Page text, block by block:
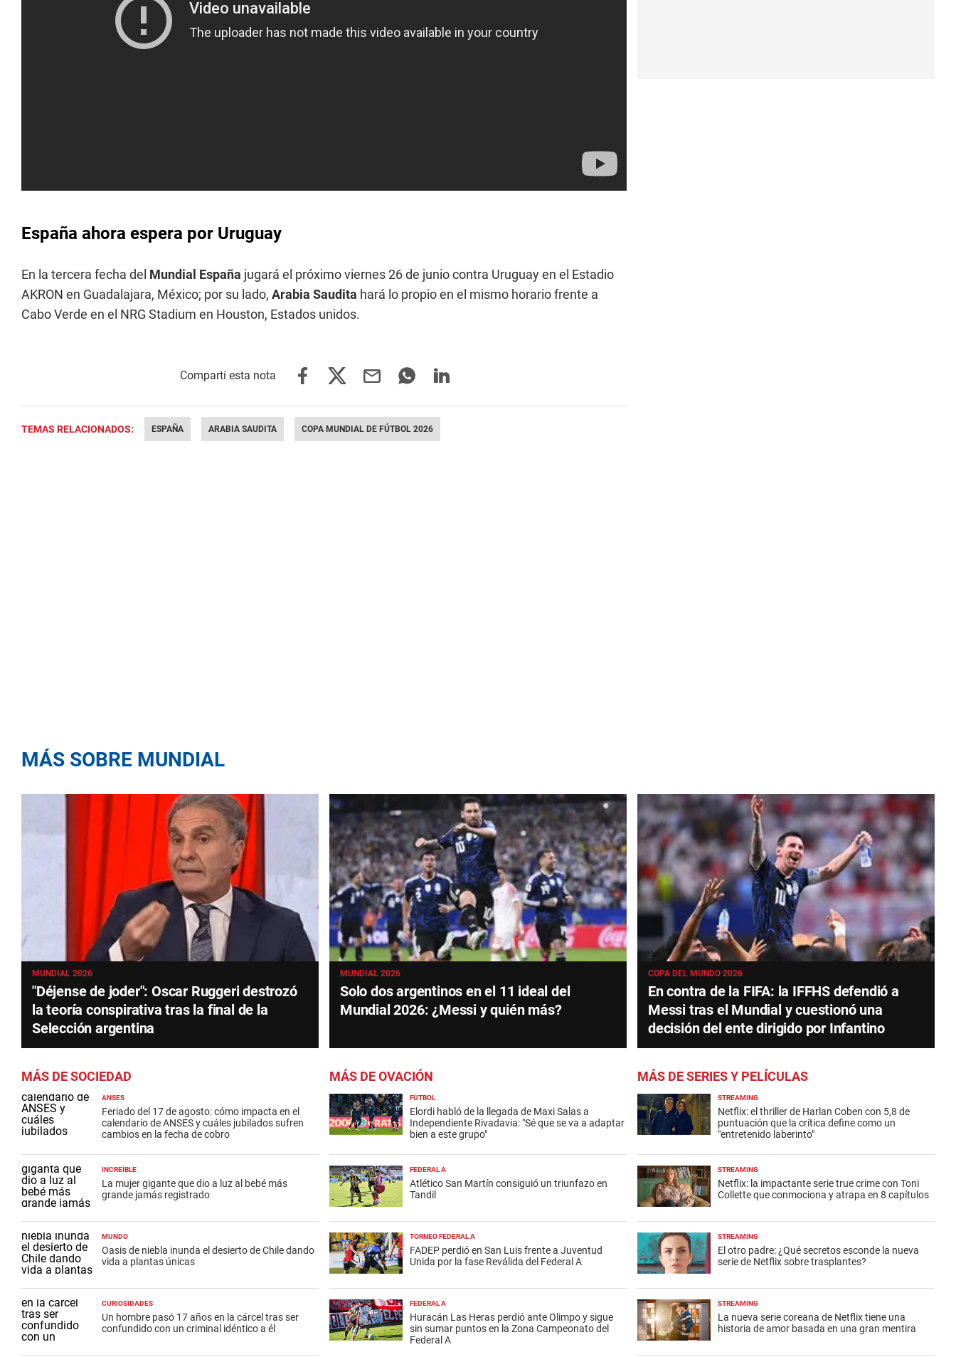
España ahora espera por Uruguay
En la tercera fecha del Mundial España jugará el próximo viernes 26 de junio contra Uruguay en el Estadio
AKRON en Guadalajara, México; por su lado, Arabia Saudita hará lo propio en el mismo horario frente a
Cabo Verde en el NRG Stadium en Houston, Estados unidos.
TEMAS RELACIONADOS: ESPAÑA ARABIA SAUDITA COPA MUNDIAL DE FÚTBOL 2026
MÁS SOBRE MUNDIAL
MUNDIAL 2026
"Déjense de joder": Oscar Ruggeri destrozó
la teoría conspirativa tras la final de la
Selección argentina
MUNDIAL 2026
Solo dos argentinos en el 11 ideal del
Mundial 2026: ¿Messi y quién más?
COPA DEL MUNDO 2026
En contra de la FIFA: la IFFHS defendió a
Messi tras el Mundial y cuestionó una
decisión del ente dirigido por Infantino
MÁS DE SOCIEDAD
ANSES
Feriado del 17 de agosto: cómo impacta en el
calendario de ANSES y cuáles jubilados sufren
cambios en la fecha de cobro
INCREÍBLE
La mujer gigante que dio a luz al bebé más
grande jamás registrado
MUNDO
Oasis de niebla inunda el desierto de Chile dando
vida a plantas únicas
CURIOSIDADES
Un hombre pasó 17 años en la cárcel tras ser
confundido con un criminal idéntico a él
MÁS DE OVACIÓN
FÚTBOL
Elordi habló de la llegada de Maxi Salas a
Independiente Rivadavia: "Sé que se va a adaptar
bien a este grupo"
FEDERAL A
Atlético San Martín consiguió un triunfazo en
Tandil
TORNEO FEDERAL A
FADEP perdió en San Luis frente a Juventud
Unida por la fase Reválida del Federal A
FEDERAL A
Huracán Las Heras perdió ante Olimpo y sigue
sin sumar puntos en la Zona Campeonato del
Federal A
MÁS DE SERIES Y PELÍCULAS
STREAMING
Netflix: el thriller de Harlan Coben con 5,8 de
puntuación que la crítica define como un
"entretenido laberinto"
STREAMING
Netflix: la impactante serie true crime con Toni
Collette que conmociona y atrapa en 8 capítulos
STREAMING
El otro padre: ¿Qué secretos esconde la nueva
serie de Netflix sobre trasplantes?
STREAMING
La nueva serie coreana de Netflix tiene una
historia de amor basada en una gran mentira